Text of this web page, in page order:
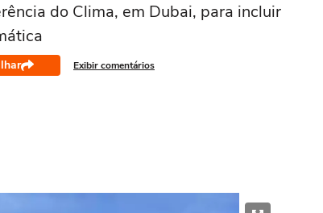
do Clima, em Dubai, para incluir
Exibir comentários